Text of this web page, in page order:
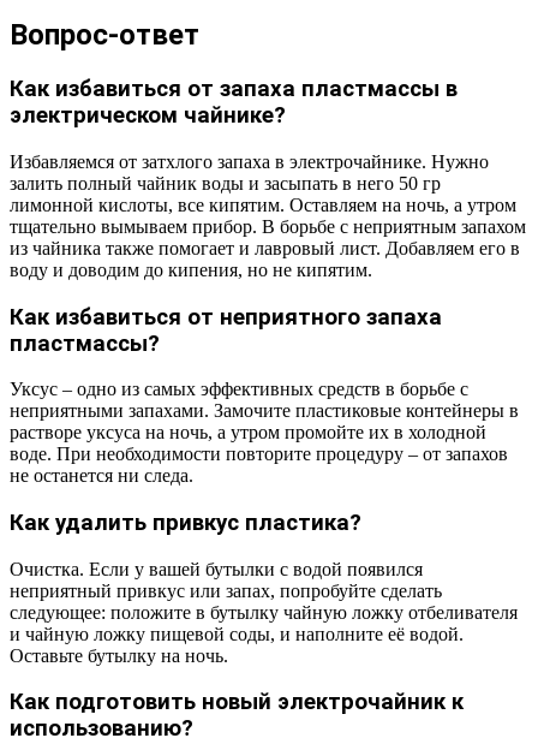
Вопрос-ответ
Как избавиться от запаха пластмассы в
электрическом чайнике?
Избавляемся от затхлого запаха в электрочайнике. Нужно
залить полный чайник воды и засыпать в него 50 гр
лимонной кислоты, все кипятим. Оставляем на ночь, а утром
тщательно вымываем прибор. В борьбе с неприятным запахом
из чайника также помогает и лавровый лист. Добавляем его в
воду и доводим до кипения, но не кипятим.
Как избавиться от неприятного запаха
пластмассы?
Уксус – одно из самых эффективных средств в борьбе с
неприятными запахами. Замочите пластиковые контейнеры в
растворе уксуса на ночь, а утром промойте их в холодной
воде. При необходимости повторите процедуру – от запахов
не останется ни следа.
Как удалить привкус пластика?
Очистка. Если у вашей бутылки с водой появился
неприятный привкус или запах, попробуйте сделать
следующее: положите в бутылку чайную ложку отбеливателя
и чайную ложку пищевой соды, и наполните её водой.
Оставьте бутылку на ночь.
Как подготовить новый электрочайник к
использованию?